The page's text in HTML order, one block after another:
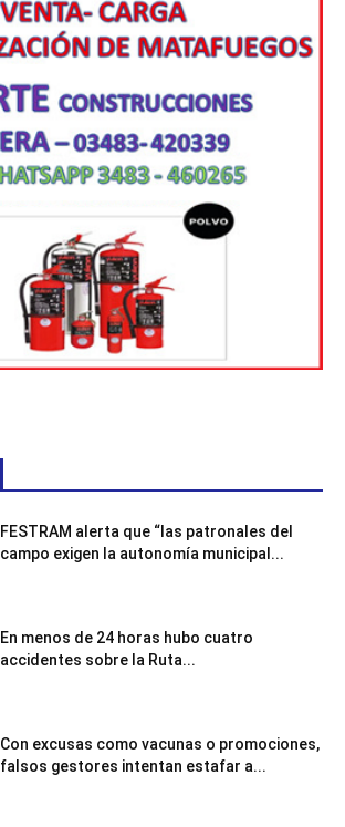
FESTRAM alerta que “las patronales del
campo exigen la autonomía municipal...
En menos de 24 horas hubo cuatro
accidentes sobre la Ruta...
Con excusas como vacunas o promociones,
falsos gestores intentan estafar a...